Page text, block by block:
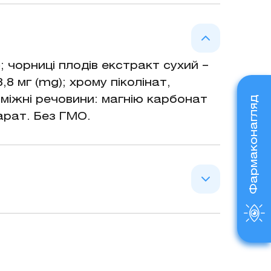
вуглеводного обміну.
вуглеводному
плодів екстракт сухий –
мг (mg); хрому піколінат,
речовини: магнію карбонат
Без ГМО.
щоденного споживання.
Фармаконагляд